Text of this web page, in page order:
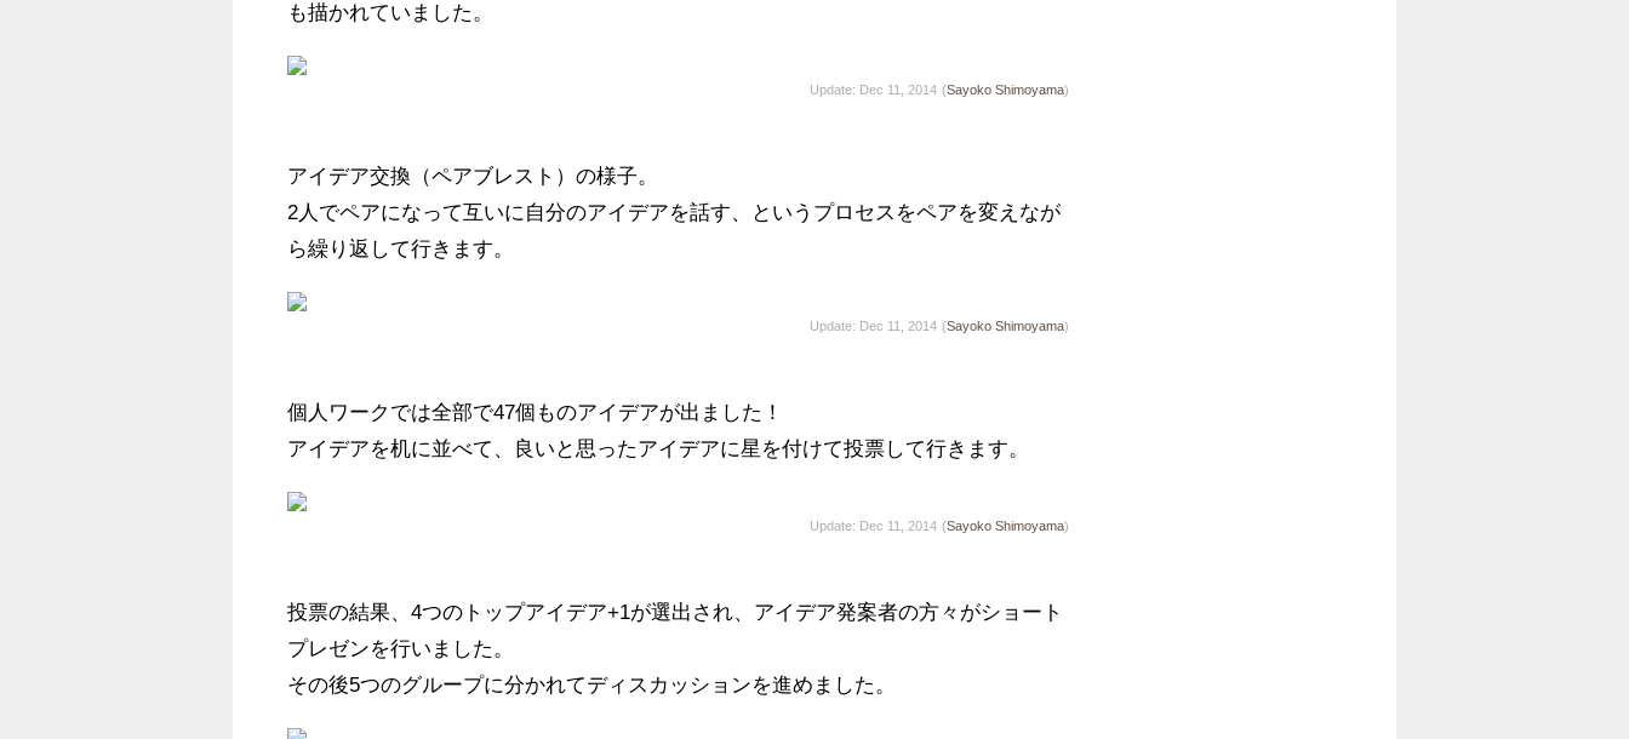
も描かれていました。
Update: Dec 11, 2014 (Sayoko Shimoyama)
アイデア交換（ペアブレスト）の様子。
2人でペアになって互いに自分のアイデアを話す、というプロセスをペアを変えなが
ら繰り返して行きます。
Update: Dec 11, 2014 (Sayoko Shimoyama)
個人ワークでは全部で47個ものアイデアが出ました！
アイデアを机に並べて、良いと思ったアイデアに星を付けて投票して行きます。
Update: Dec 11, 2014 (Sayoko Shimoyama)
投票の結果、4つのトップアイデア+1が選出され、アイデア発案者の方々がショート
プレゼンを行いました。